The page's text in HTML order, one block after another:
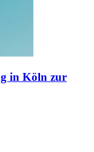
in Köln zur